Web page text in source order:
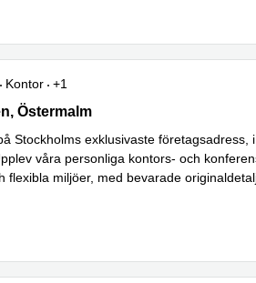
Kontor
+1
Östermalm
Östermalm
Stockholms exklusivaste företagsadress,
våra personliga kontors- och
flexibla miljöer, med bevarade